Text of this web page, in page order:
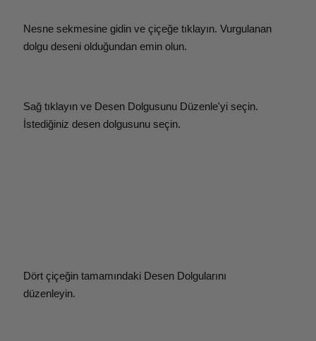
Nesne sekmesine gidin ve çiçeğe tıklayın. Vurgulanan
dolgu deseni olduğundan emin olun.
Sağ tıklayın ve Desen Dolgusunu Düzenle'yi seçin.
İstediğiniz desen dolgusunu seçin.
Dört çiçeğin tamamındaki Desen Dolgularını
düzenleyin.